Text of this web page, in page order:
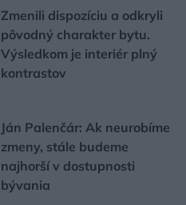
Zmenili dispozíciu a odkryli
pôvodný charakter bytu.
Výsledkom je interiér plný
kontrastov
Ján Palenčár: Ak neurobíme
zmeny, stále budeme
najhorší v dostupnosti
bývania